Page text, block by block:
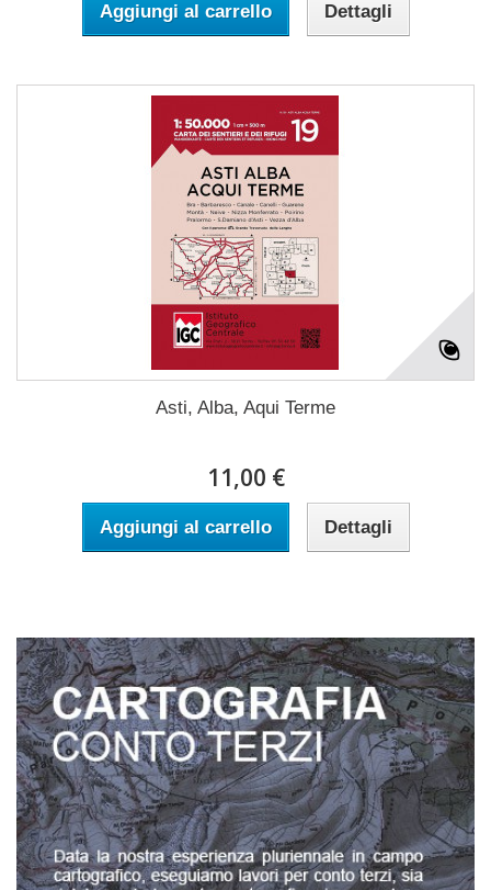
Aggiungi al carrello Dettagli
Asti, Alba, Aqui Terme
11,00 €
Aggiungi al carrello Dettagli